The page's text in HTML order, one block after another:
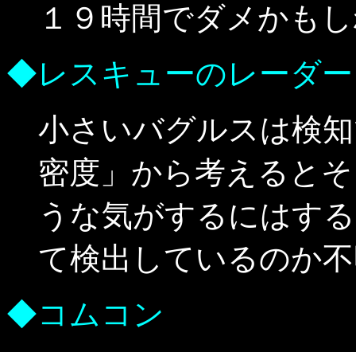
１９時間でダメかも
◆レスキューのレーダー
小さいバグルスは検
密度」から考えると
うな気がするにはす
て検出しているのか
◆コムコン